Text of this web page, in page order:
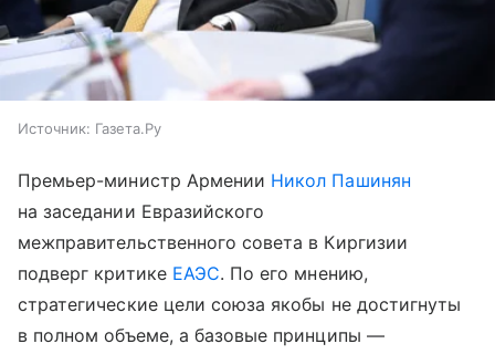
Источник: Газета.Ру
Премьер-министр Армении Никол Пашинян
на заседании Евразийского
межправительственного совета в Киргизии
подверг критике ЕАЭС. По его мнению,
стратегические цели союза якобы не достигнуты
в полном объеме, а базовые принципы —